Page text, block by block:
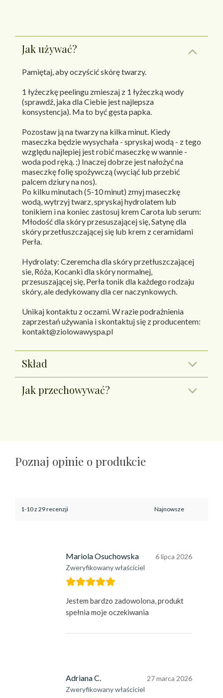
Jak używać?
Pamiętaj, aby oczyścić skórę twarzy.
1 łyżeczkę peelingu zmieszaj z 1 łyżeczką wody
(sprawdź, jaka dla Ciebie jest najlepsza
konsystencja). Ma to być gęsta papka.
Pozostaw ją na twarzy na kilka minut. Kiedy
maseczka będzie wysychała - spryskaj wodą - z tego
względu najlepiej jest robić maseczkę w wannie -
woda pod ręką. ;) Inaczej dobrze jest nałożyć na
maseczkę folię spożywczą (wyciąć lub przebić
palcem dziury na nos).
Po kilku minutach (5-10 minut) zmyj maseczkę
wodą, wytrzyj twarz, spryskaj hydrolatem lub
tonikiem i na koniec zastosuj krem Carota lub serum:
Młodość dla skóry przesuszającej się, Satynę dla
skóry przetłuszczającej się lub krem z ceramidami
Perła.
Hydrolaty: Czeremcha dla skóry przetłuszczającej
sie, Róża, Kocanki dla skóry normalnej,
przesuszającej się, Perła tonik dla każdego rodzaju
skóry, ale dedykowany dla cer naczynkowych.
Unikaj kontaktu z oczami. W razie podrażnienia
zaprzestań używania i skontaktuj się z producentem:
kontakt@ziolowawyspa.pl
Skład
Jak przechowywać?
Poznaj opinie o produkcie
1-10 z 29 recenzji
Mariola Osuchowska
Zweryfikowany właściciel
6 lipca 2026
Jestem bardzo zadowolona, produkt
spełnia moje oczekiwania
Adriana C.
Zweryfikowany właściciel
27 marca 2026